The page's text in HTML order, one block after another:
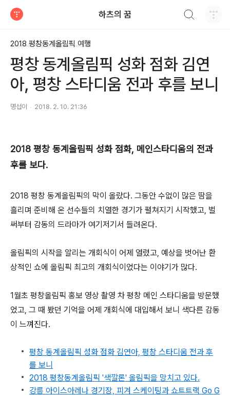
하츠의 꿈
2018 평창동계올림픽 여행
평창 동계올림픽 성화 점화 김연
아, 평창 스타디움 전과 후를 보니
명섭이 2018. 2. 10. 21:36
2018 평창 동계올림픽 성화 점화, 메인스타디움의 전과
후를 보다.
2018 평창 동계올림픽의 막이 올랐다. 그동안 수없이 많은 땀을
흘리며 준비해 온 선수들의 치열한 경기가 펼쳐지기 시작했고, 벌
써부터 감동의 드라마가 여기저기서 들려온다.
올림픽의 시작을 알리는 개회식이 어제 열렸고, 예상을 벗어난 환
상적인 쇼에 올림픽 최고의 개회식이었다는 이야기가 많다.
1월초 평창올림픽 홍보 영상 촬영 차 평창 메인 스타디움을 방문했
었고, 그 때 봤던 기억을 어제 개회식에 대입해서 보니 색다른 감동
이 느껴진다.
평창 동계올림픽 성화 점화 김연아, 평창 스타디움 전과 후
를 보니
2018 평창동계올림픽 '색깔론' 올림픽을 망치고 있다.
강릉 아이스아레나 경기장, 피겨 스케이팅과 쇼트트랙 Go G